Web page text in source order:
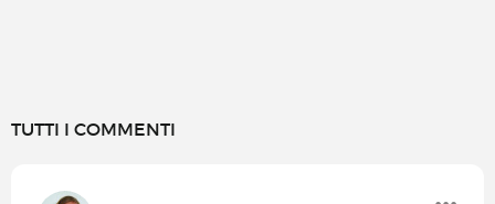
TUTTI I COMMENTI